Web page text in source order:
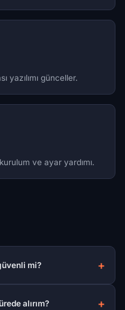
yazılımı günceller.
ve ayar yardımı.
mi?
alırım?